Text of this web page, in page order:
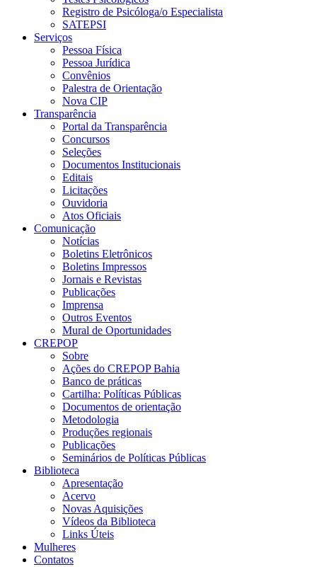
Registro de Psicóloga/o Especialista
SATEPSI
Serviços
Pessoa Física
Pessoa Jurídica
Convênios
Palestra de Orientação
Nova CIP
Transparência
Portal da Transparência
Concursos
Seleções
Documentos Institucionais
Editais
Licitações
Ouvidoria
Atos Oficiais
Comunicação
Notícias
Boletins Eletrônicos
Boletins Impressos
Jornais e Revistas
Publicações
Imprensa
Outros Eventos
Mural de Oportunidades
CREPOP
Sobre
Ações do CREPOP Bahia
Banco de práticas
Cartilha: Políticas Públicas
Documentos de orientação
Metodologia
Produções regionais
Publicações
Seminários de Políticas Públicas
Biblioteca
Apresentação
Acervo
Novas Aquisições
Vídeos da Biblioteca
Links Úteis
Mulheres
Contatos